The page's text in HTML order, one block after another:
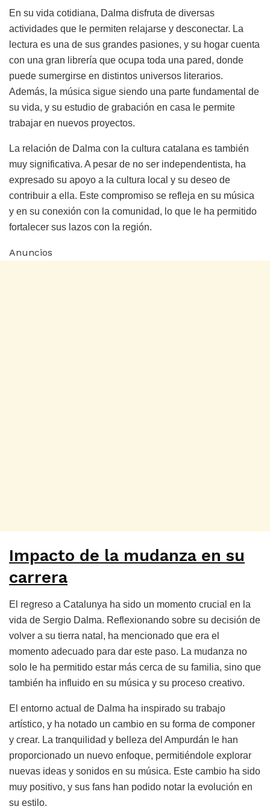
En su vida cotidiana, Dalma disfruta de diversas
actividades que le permiten relajarse y desconectar. La
lectura es una de sus grandes pasiones, y su hogar cuenta
con una gran librería que ocupa toda una pared, donde
puede sumergirse en distintos universos literarios.
Además, la música sigue siendo una parte fundamental de
su vida, y su estudio de grabación en casa le permite
trabajar en nuevos proyectos.
La relación de Dalma con la cultura catalana es también
muy significativa. A pesar de no ser independentista, ha
expresado su apoyo a la cultura local y su deseo de
contribuir a ella. Este compromiso se refleja en su música
y en su conexión con la comunidad, lo que le ha permitido
fortalecer sus lazos con la región.
Anuncios
Impacto de la mudanza en su
carrera
El regreso a Catalunya ha sido un momento crucial en la
vida de Sergio Dalma. Reflexionando sobre su decisión de
volver a su tierra natal, ha mencionado que era el
momento adecuado para dar este paso. La mudanza no
solo le ha permitido estar más cerca de su familia, sino que
también ha influido en su música y su proceso creativo.
El entorno actual de Dalma ha inspirado su trabajo
artístico, y ha notado un cambio en su forma de componer
y crear. La tranquilidad y belleza del Ampurdán le han
proporcionado un nuevo enfoque, permitiéndole explorar
nuevas ideas y sonidos en su música. Este cambio ha sido
muy positivo, y sus fans han podido notar la evolución en
su estilo.